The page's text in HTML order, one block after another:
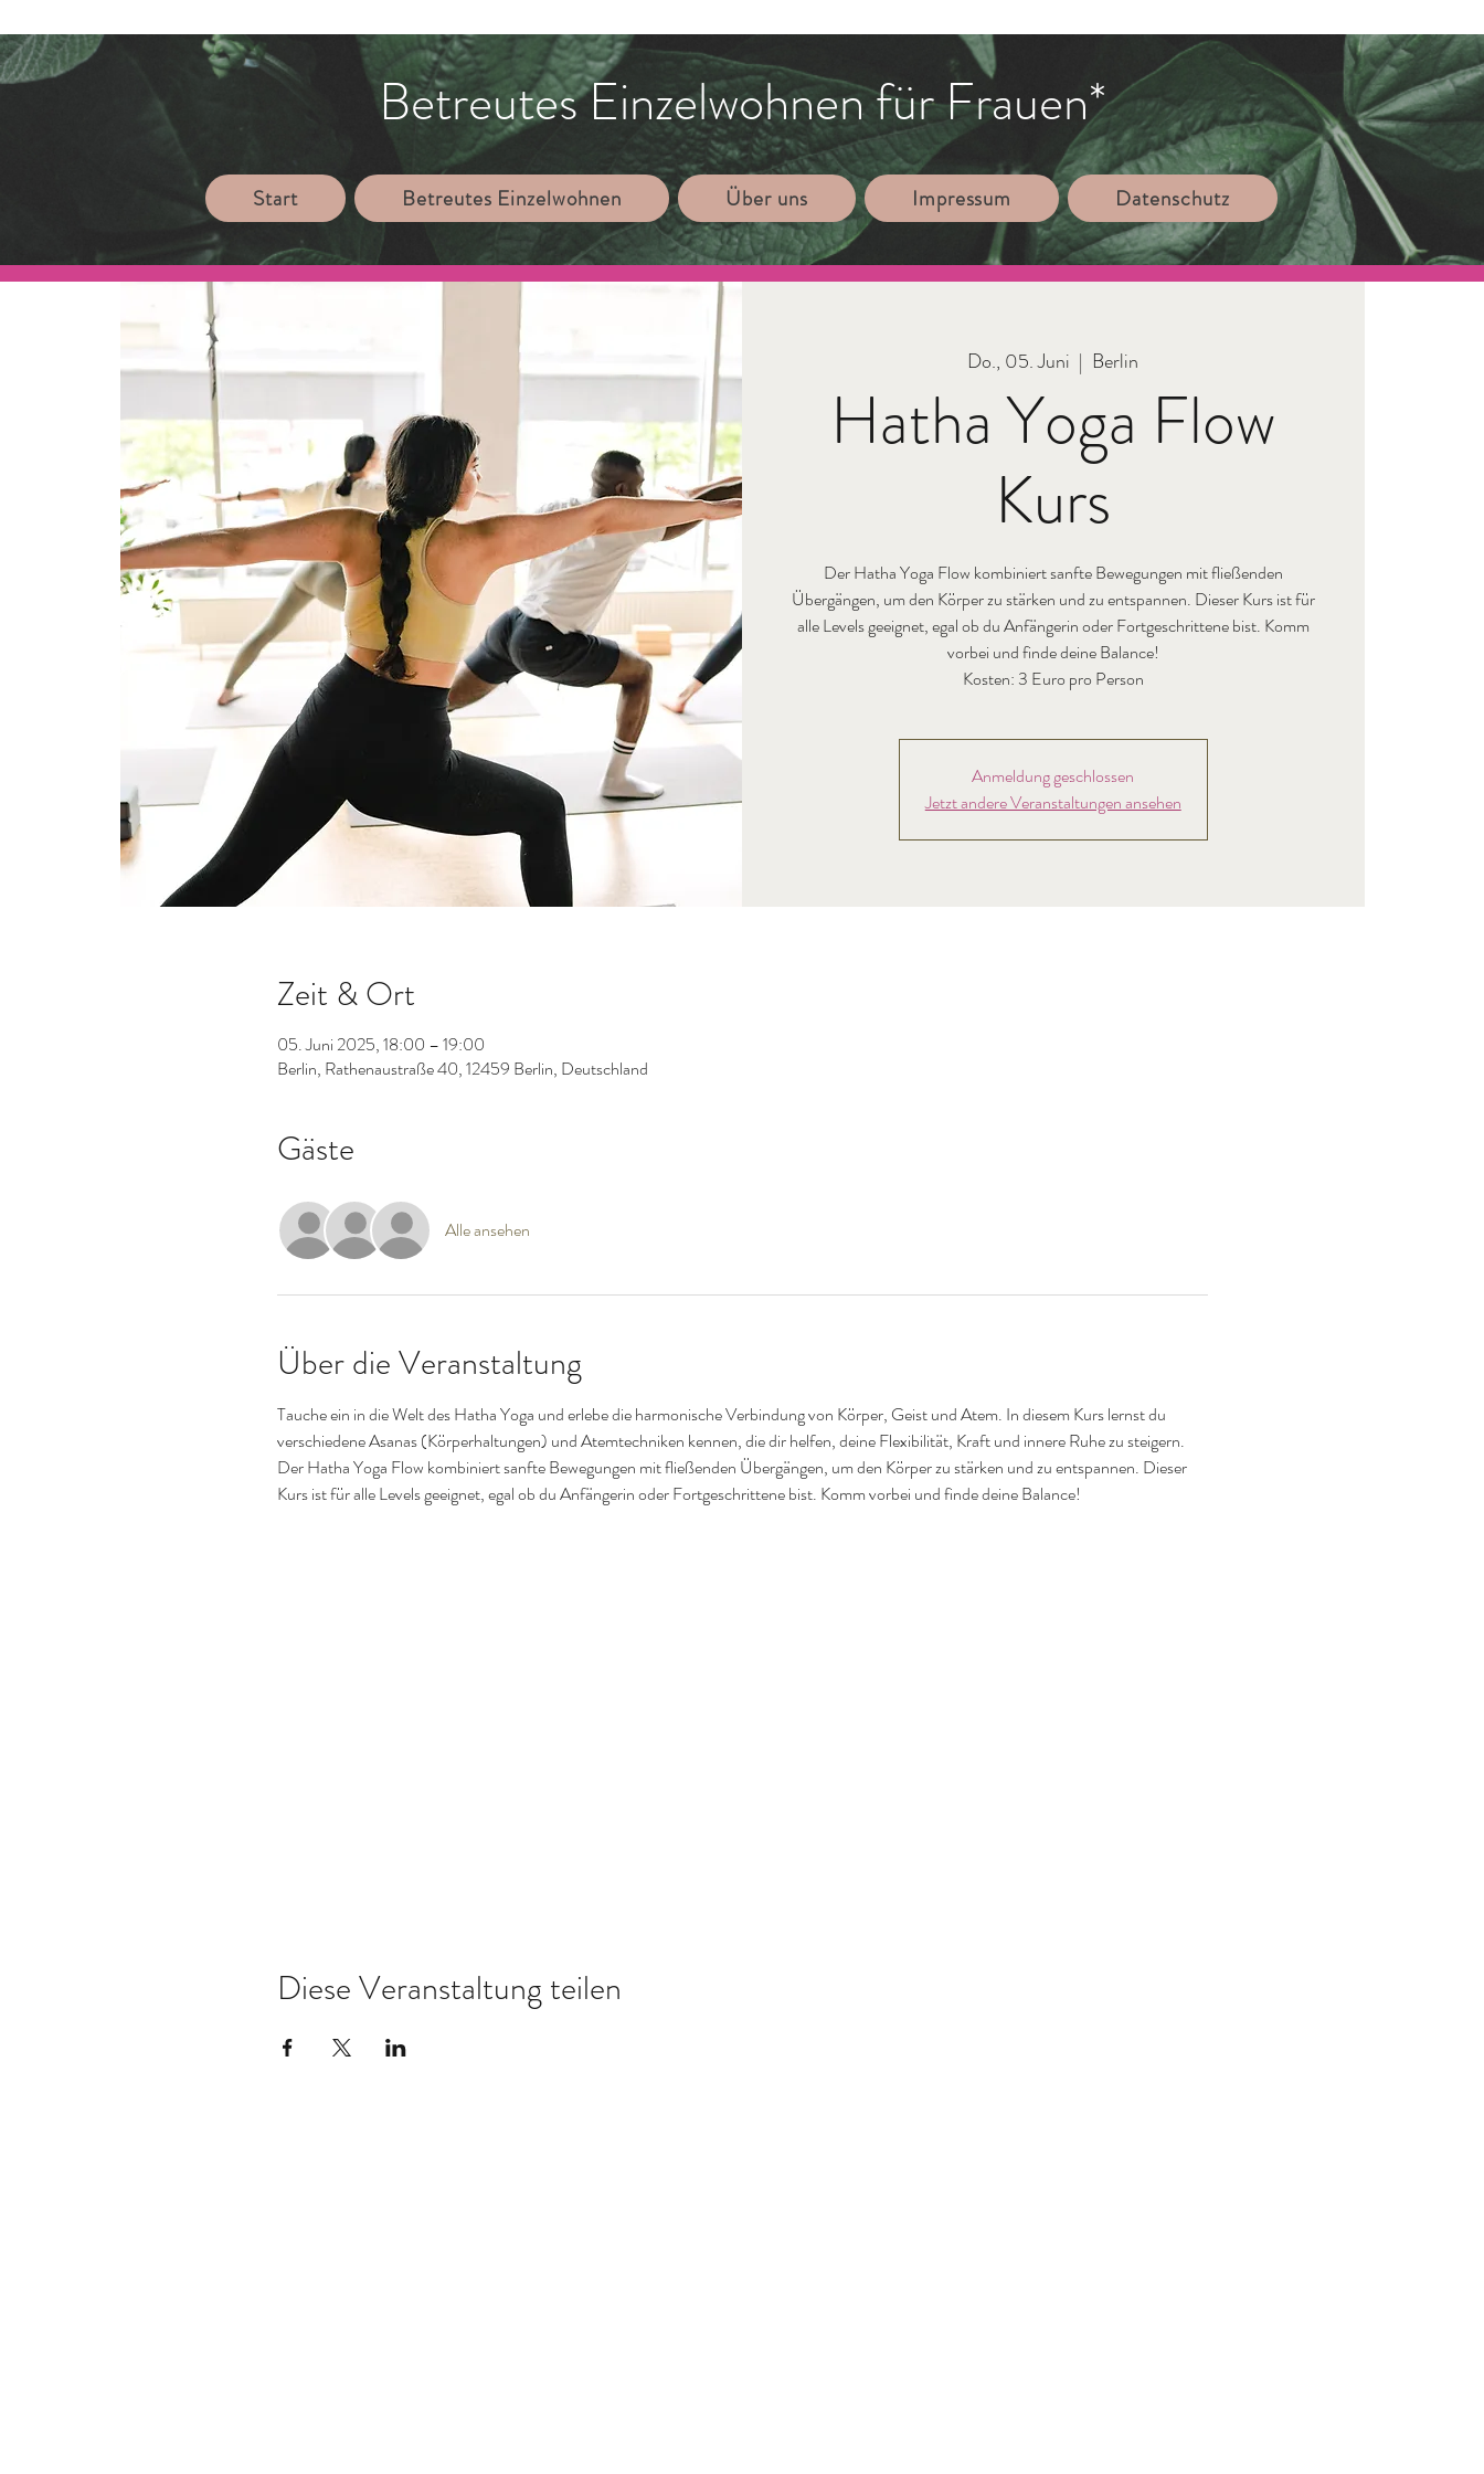
Betreutes Einzelwohnen für Frauen*
Start Betreutes Einzelwohnen Über uns Impressum Datenschutz
Do., 05. Juni
  |
Berlin
Hatha Yoga Flow
Kurs
Der Hatha Yoga Flow kombiniert sanfte Bewegungen mit fließenden
Übergängen, um den Körper zu stärken und zu entspannen. Dieser Kurs ist für
alle Levels geeignet, egal ob du Anfängerin oder Fortgeschrittene bist. Komm
vorbei und finde deine Balance!
Kosten: 3 Euro pro Person
Anmeldung geschlossen
Jetzt andere Veranstaltungen ansehen
Zeit & Ort
05. Juni 2025, 18:00 – 19:00
Berlin, Rathenaustraße 40, 12459 Berlin, Deutschland
Gäste
Alle ansehen
Über die Veranstaltung
Tauche ein in die Welt des Hatha Yoga und erlebe die harmonische Verbindung von Körper, Geist und Atem. In diesem Kurs lernst du
verschiedene Asanas (Körperhaltungen) und Atemtechniken kennen, die dir helfen, deine Flexibilität, Kraft und innere Ruhe zu steigern.
Der Hatha Yoga Flow kombiniert sanfte Bewegungen mit fließenden Übergängen, um den Körper zu stärken und zu entspannen. Dieser
Kurs ist für alle Levels geeignet, egal ob du Anfängerin oder Fortgeschrittene bist. Komm vorbei und finde deine Balance!
Diese Veranstaltung teilen